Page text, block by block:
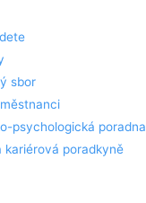
sbor
psychologická poradna
kariérová poradkyně